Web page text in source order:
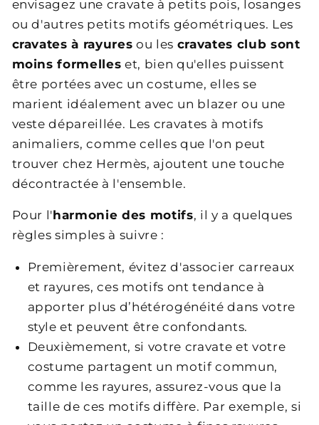
envisagez une cravate à petits pois, losanges
ou d'autres petits motifs géométriques. Les
cravates à rayures ou les cravates club sont
moins formelles et, bien qu'elles puissent
être portées avec un costume, elles se
marient idéalement avec un blazer ou une
veste dépareillée. Les cravates à motifs
animaliers, comme celles que l'on peut
trouver chez Hermès, ajoutent une touche
décontractée à l'ensemble.
Pour l'harmonie des motifs, il y a quelques
règles simples à suivre :
Premièrement, évitez d'associer carreaux
et rayures, ces motifs ont tendance à
apporter plus d’hétérogénéité dans votre
style et peuvent être confondants.
Deuxièmement, si votre cravate et votre
costume partagent un motif commun,
comme les rayures, assurez-vous que la
taille de ces motifs diffère. Par exemple, si